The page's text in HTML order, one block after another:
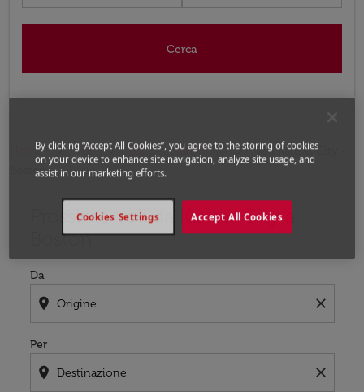
Cerca
Home Voli Voli per Stati Uniti
Voli Kansas City -
Boston
Prossimo voli da Kansas City a
Boston
Da
location_on close
Per
location_on close
Prova ad aggiornare il tuo percorso (origine e/o
By clicking “Accept All Cookies”, you agree to the storing of cookies
on your device to enhance site navigation, analyze site usage, and
assist in our marketing efforts.
Accept All Cookies
Cookies Settings